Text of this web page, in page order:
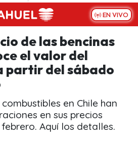
EN VIVO
de las bencinas
el valor del
partir del sábado
en Chile han
en sus precios
Aquí los detalles.